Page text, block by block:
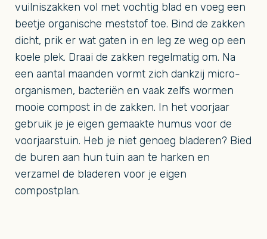
vuilniszakken vol met vochtig blad en voeg een
beetje organische meststof toe. Bind de zakken
dicht, prik er wat gaten in en leg ze weg op een
koele plek. Draai de zakken regelmatig om. Na
een aantal maanden vormt zich dankzij micro-
organismen, bacteriën en vaak zelfs wormen
mooie compost in de zakken. In het voorjaar
gebruik je je eigen gemaakte humus voor de
voorjaarstuin. Heb je niet genoeg bladeren? Bied
de buren aan hun tuin aan te harken en
verzamel de bladeren voor je eigen
compostplan.